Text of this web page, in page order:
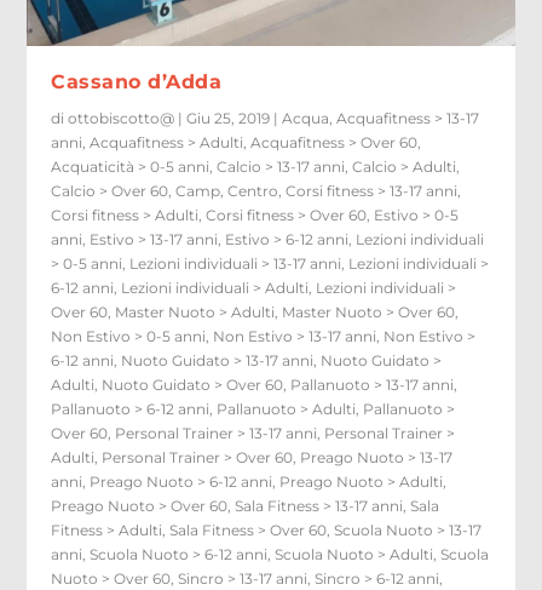
Cassano d’Adda
diottobiscotto@ |Giu 25, 2019 |Acqua,Acquafitness > 13-17
anni,Acquafitness > Adulti,Acquafitness > Over 60,
Acquaticità > 0-5 anni,Calcio > 13-17 anni,Calcio > Adulti,
Calcio > Over 60,Camp,Centro,Corsi fitness > 13-17 anni,
Corsi fitness > Adulti,Corsi fitness > Over 60, Estivo > 0-5
anni, Estivo > 13-17 anni, Estivo > 6-12 anni, Lezioni individuali
> 0-5 anni, Lezioni individuali > 13-17 anni, Lezioni individuali >
6-12 anni, Lezioni individuali > Adulti, Lezioni individuali >
Over 60, Master Nuoto > Adulti, Master Nuoto > Over 60,
Non Estivo > 0-5 anni, Non Estivo > 13-17 anni, Non Estivo >
6-12 anni, Nuoto Guidato > 13-17 anni, Nuoto Guidato >
Adulti, Nuoto Guidato > Over 60, Pallanuoto > 13-17 anni,
Pallanuoto > 6-12 anni, Pallanuoto > Adulti, Pallanuoto >
Over 60, Personal Trainer > 13-17 anni, Personal Trainer >
Adulti, Personal Trainer > Over 60, Preago Nuoto > 13-17
anni, Preago Nuoto > 6-12 anni, Preago Nuoto > Adulti,
Preago Nuoto > Over 60,Sala Fitness > 13-17 anni,Sala
Fitness > Adulti,Sala Fitness > Over 60,Scuola Nuoto > 13-17
anni,Scuola Nuoto > 6-12 anni,Scuola Nuoto > Adulti,Scuola
Nuoto > Over 60,Sincro > 13-17 anni,Sincro > 6-12 anni,